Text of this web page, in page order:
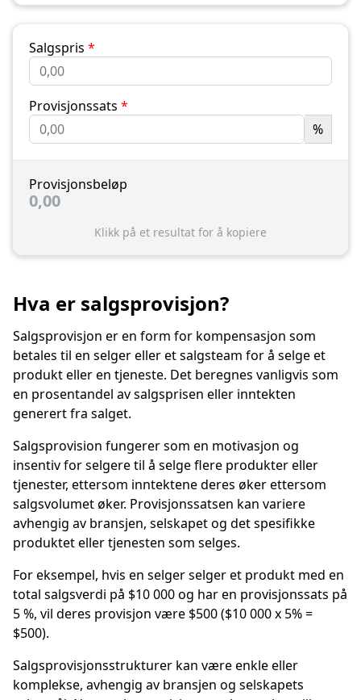
Salgspris *
Provisjonssats *
%
Provisjonsbeløp
0,00
Klikk på et resultat for å kopiere
Hva er salgsprovisjon?
Salgsprovisjon er en form for kompensasjon som
betales til en selger eller et salgsteam for å selge et
produkt eller en tjeneste. Det beregnes vanligvis som
en prosentandel av salgsprisen eller inntekten
generert fra salget.
Salgsprovision fungerer som en motivasjon og
insentiv for selgere til å selge flere produkter eller
tjenester, ettersom inntektene deres øker ettersom
salgsvolumet øker. Provisjonssatsen kan variere
avhengig av bransjen, selskapet og det spesifikke
produktet eller tjenesten som selges.
For eksempel, hvis en selger selger et produkt med en
total salgsverdi på $10 000 og har en provisjonssats på
5 %, vil deres provisjon være $500 ($10 000 x 5% =
$500).
Salgsprovisjonsstrukturer kan være enkle eller
komplekse, avhengig av bransjen og selskapets